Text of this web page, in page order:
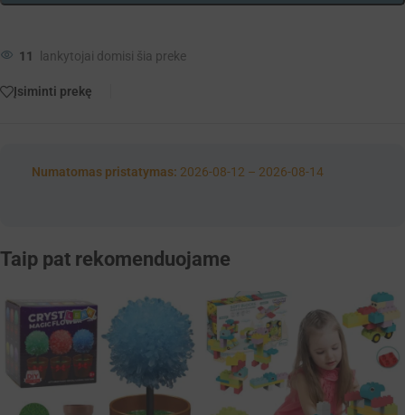
11 lankytojai domisi šia preke
Įsiminti prekę
Numatomas pristatymas: 2026-08-12 – 2026-08-14
Taip pat rekomenduojame